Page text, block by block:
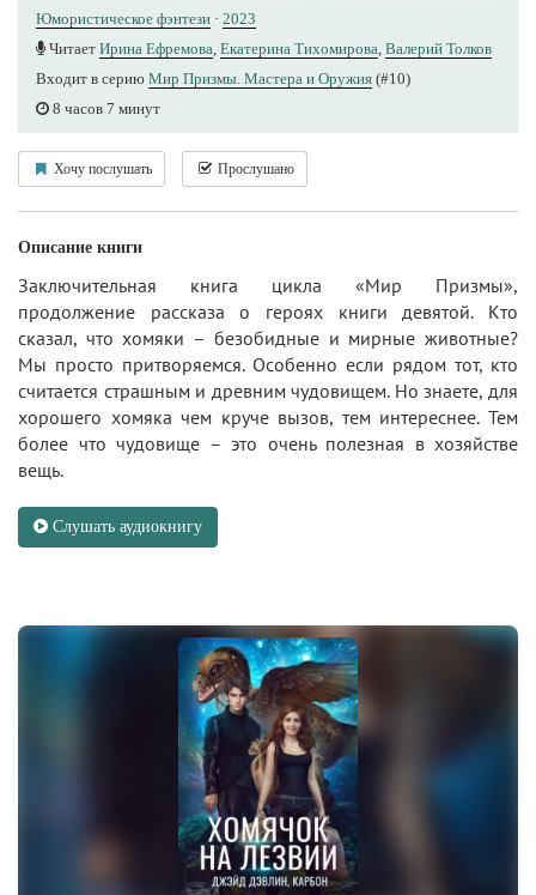
Юмористическое фэнтези · 2023
Читает Ирина Ефремова, Екатерина Тихомирова, Валерий Толков
Входит в серию Мир Призмы. Мастера и Оружия (#10)
8 часов 7 минут
Хочу послушать Прослушано
Описание книги
Заключительная книга цикла «Мир Призмы»,
продолжение рассказа о героях книги девятой. Кто
сказал, что хомяки – безобидные и мирные животные?
Мы просто притворяемся. Особенно если рядом тот, кто
считается страшным и древним чудовищем. Но знаете, для
хорошего хомяка чем круче вызов, тем интереснее. Тем
более что чудовище – это очень полезная в хозяйстве
вещь.
Слушать аудиокнигу